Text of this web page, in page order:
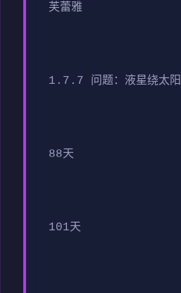
芙蕾雅
1.7.7 问题：液星绕太阳
88天
101天